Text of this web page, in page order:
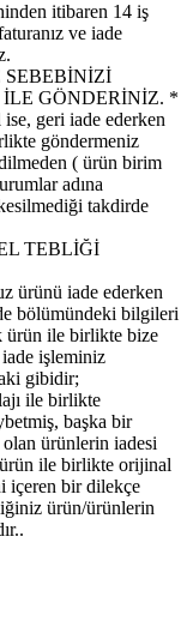
itibaren 14 iş
ve iade
GÖNDERİNİZ. *
geri iade ederken
göndermeniz
( ürün birim
adına
takdirde
TEBLİĞİ
ürünü iade ederken
bölümündeki bilgileri
ürün ile birlikte bize
işleminiz
gibidir;
ile birlikte
başka bir
olan ürünlerin iadesi
ile birlikte orijinal
içeren bir dilekçe
ürün/ürünlerin